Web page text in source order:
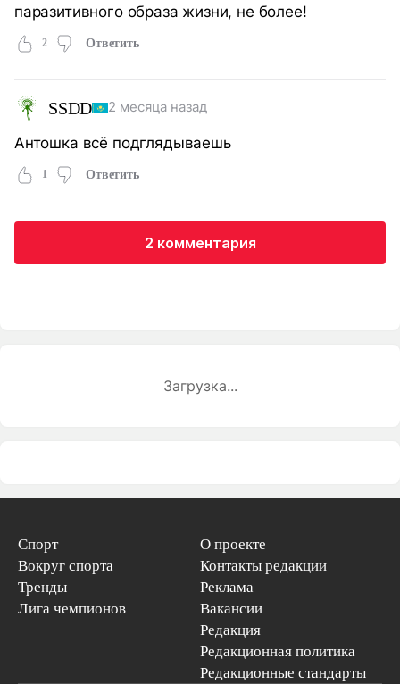
паразитивного образа жизни, не более!
2 Ответить
SSDD 2 месяца назад
Антошка всё подглядываешь
1 Ответить
2 комментария
Загрузка...
Спорт
Вокруг спорта
Тренды
Лига чемпионов
О проекте
Контакты редакции
Реклама
Вакансии
Редакция
Редакционная политика
Редакционные стандарты